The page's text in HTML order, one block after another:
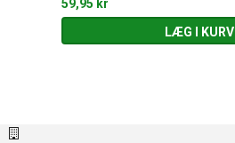
59,95 kr
LÆG I KURV